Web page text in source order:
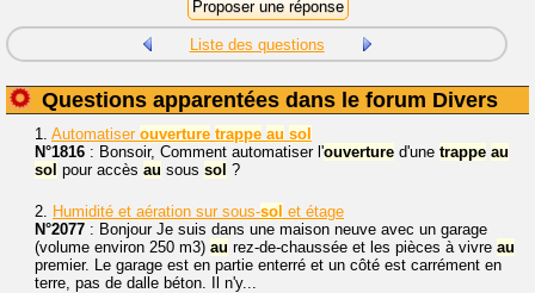
Liste des questions
Questions apparentées dans le forum Divers
1. Automatiser ouverture trappe au sol
N°1816 : Bonsoir, Comment automatiser l'ouverture d'une trappe au
sol pour accès au sous sol ?
2. Humidité et aération sur sous-sol et étage
N°2077 : Bonjour Je suis dans une maison neuve avec un garage
(volume environ 250 m3) au rez-de-chaussée et les pièces à vivre au
premier. Le garage est en partie enterré et un côté est carrément en
terre, pas de dalle béton. Il n'y...